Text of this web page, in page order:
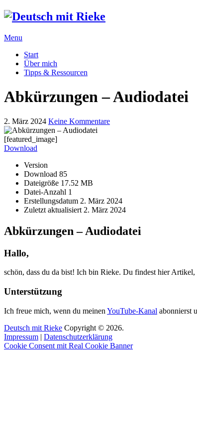
Menu
Start
Über mich
Tipps & Ressourcen
Abkürzungen – Audiodatei
2. März 2024 Keine Kommentare
[featured_image]
Download
Version
Download 85
Dateigröße 17.52 MB
Datei-Anzahl 1
Erstellungsdatum 2. März 2024
Zuletzt aktualisiert 2. März 2024
Abkürzungen – Audiodatei
Hallo,
schön, dass du da bist! Ich bin Rieke. Du findest hier
Unterstützung
Ich freue mich, wenn du meinen YouTube-Kanal abonnierst
Deutsch mit Rieke Copyright © 2026.
Impressum | Datenschutzerklärung
Cookie Consent mit Real Cookie Banner